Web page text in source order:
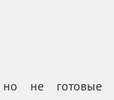
не готовые